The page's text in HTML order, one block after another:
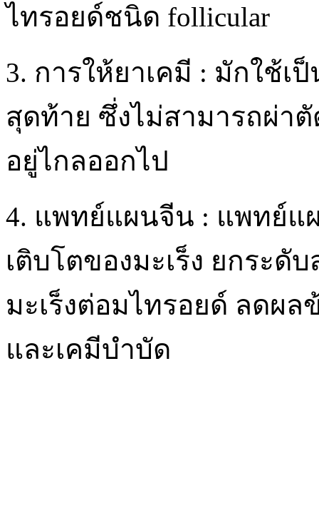
ไทรอยด์ชนิด follicular
3. การให้ยาเคมี : มักใช้เ
สุดท้าย ซึ่งไม่สามารถผ่า
อยู่ไกลออกไป
4. แพทย์แผนจีน : แพทย์แ
เติบโตของมะเร็ง ยกระ
มะเร็งต่อมไทรอยด์ ลดผล
และเคมีบำบัด